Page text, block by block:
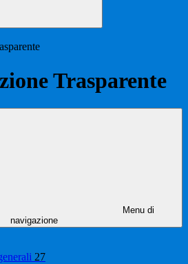
Trasparente
Menu di
navigazione
27